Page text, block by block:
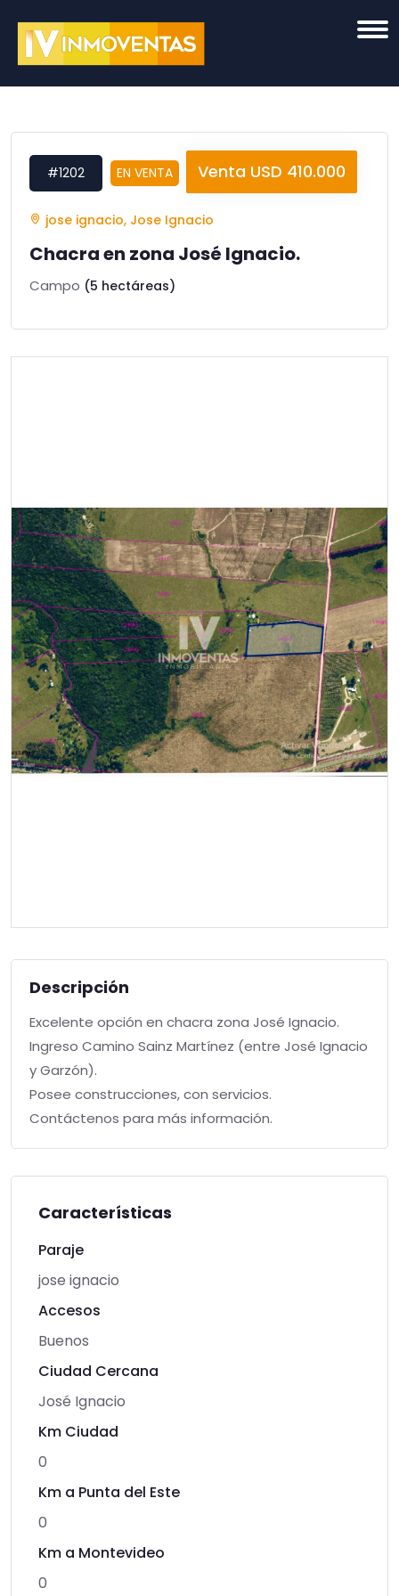
#1202 EN VENTA Venta USD 410.000
jose ignacio, Jose Ignacio
Chacra en zona José Ignacio.
Campo (5 hectáreas)
Descripción
Excelente opción en chacra zona José Ignacio.
Ingreso Camino Sainz Martínez (entre José Ignacio
y Garzón).
Posee construcciones, con servicios.
Contáctenos para más información.
Características
Paraje
jose ignacio
Accesos
Buenos
Ciudad Cercana
José Ignacio
Km Ciudad
0
Km a Punta del Este
0
Km a Montevideo
0